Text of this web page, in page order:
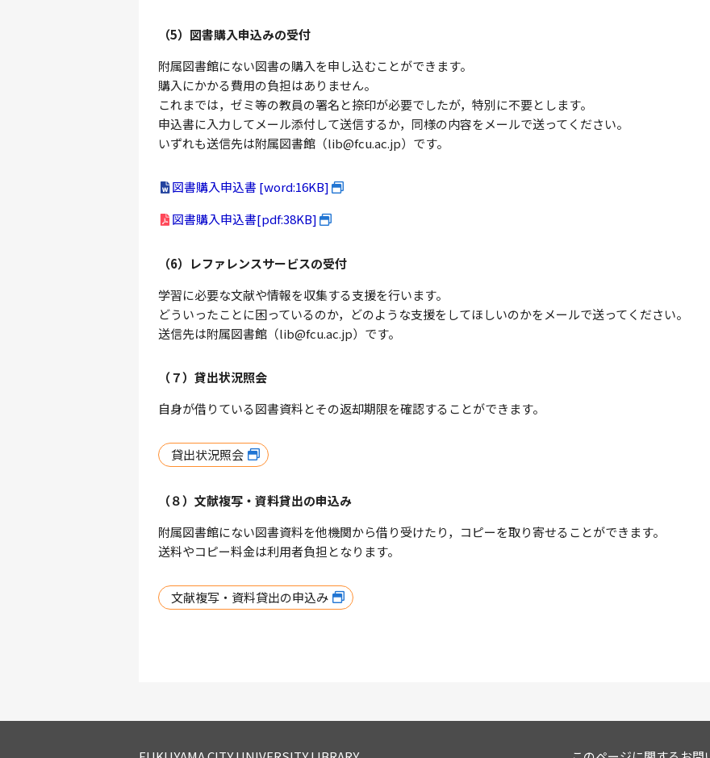
（5）図書購入申込みの受付
附属図書館にない図書の購入を申し込むことができます。
購入にかかる費用の負担はありません。
これまでは，ゼミ等の教員の署名と捺印が必要でしたが，特別に不要とします。
申込書に入力してメール添付して送信するか，同様の内容をメールで送ってください。
いずれも送信先は附属図書館（lib@fcu.ac.jp）です。
図書購入申込書 [word:16KB]
図書購入申込書[pdf:38KB]
（6）レファレンスサービスの受付
学習に必要な文献や情報を収集する支援を行います。
どういったことに困っているのか，どのような支援をしてほしいのかをメールで送ってください。
送信先は附属図書館（lib@fcu.ac.jp）です。
（７）貸出状況照会
自身が借りている図書資料とその返却期限を確認することができます。
貸出状況照会
（８）文献複写・資料貸出の申込み
附属図書館にない図書資料を他機関から借り受けたり，コピーを取り寄せることができます。
送料やコピー料金は利用者負担となります。
文献複写・資料貸出の申込み